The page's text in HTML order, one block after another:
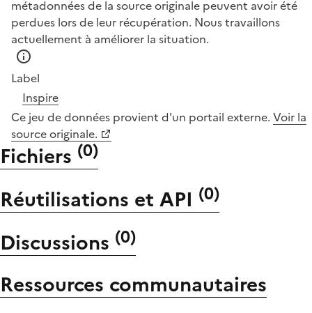
métadonnées de la source originale peuvent avoir été
perdues lors de leur récupération. Nous travaillons
actuellement à améliorer la situation.
Label
Inspire
Ce jeu de données provient d'un portail externe. Voir la
source originale.
Fichiers (0)
Réutilisations et API (0)
Discussions (0)
Ressources communautaires